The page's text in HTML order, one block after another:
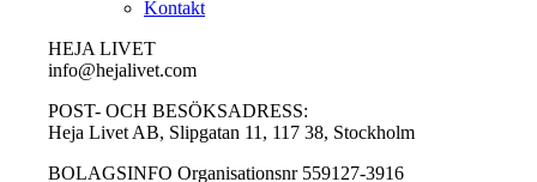
Kontakt
HEJA LIVET
info@hejalivet.com
POST- OCH BESÖKSADRESS:
Heja Livet AB, Slipgatan 11, 117 38, Stockholm
BOLAGSINFO Organisationsnr 559127-3916